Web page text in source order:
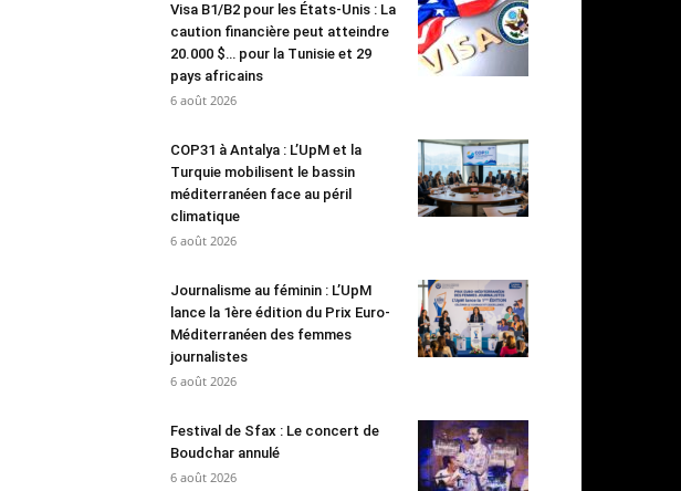
Visa B1/B2 pour les États-Unis : La
caution financière peut atteindre
20.000 $… pour la Tunisie et 29
pays africains
6 août 2026
COP31 à Antalya : L’UpM et la
Turquie mobilisent le bassin
méditerranéen face au péril
climatique
6 août 2026
Journalisme au féminin : L’UpM
lance la 1ère édition du Prix Euro-
Méditerranéen des femmes
journalistes
6 août 2026
Festival de Sfax : Le concert de
Boudchar annulé
6 août 2026